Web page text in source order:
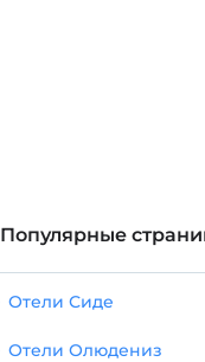
Популярные
Отели Сиде
Отели Олюдениз